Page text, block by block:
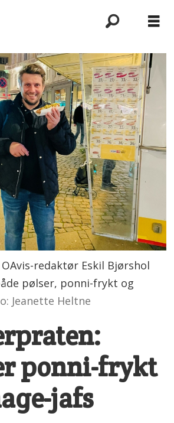
OAvis-redaktør Eskil Bjørshol
pølser, ponni-frykt og
Jeanette Heltne
ponni-frykt
jafs